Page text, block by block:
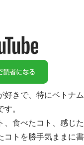
好きで、特にベトナ
。
、食べたコト、感じ
コトを勝手気ままに書